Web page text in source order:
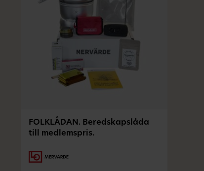
FOLKLÅDAN. Beredskapslåda
till medlemspris.